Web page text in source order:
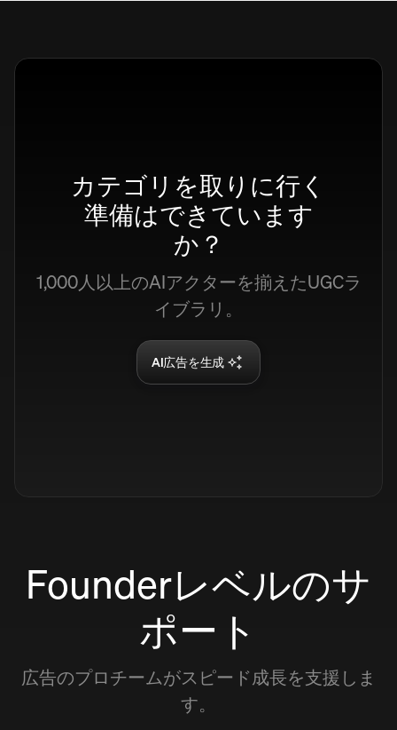
12,6K 12,6K
カテゴリを取りに行く
準備はできています
か？
1,000人以上のAIアクターを揃えたUGCラ
イブラリ。
AI広告を生成
Founderレベルのサ
ポート
広告のプロチームがスピード成長を支援しま
す。